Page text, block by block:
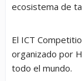
ecosistema de
El ICT
organizado por
todo el mundo.